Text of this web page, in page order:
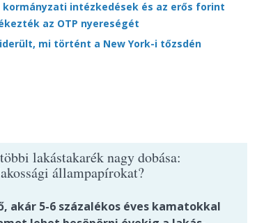
kormányzati intézkedések és az erős forint
az OTP nyereségét
mi történt a New York-i tőzsdén
lakástakarék nagy dobása:
állampapírokat?
akár 5-6 százalékos éves kamatokkal